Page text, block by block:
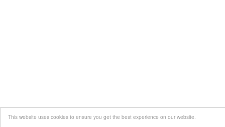
This website uses cookies to ensure you get the best experience on our website.